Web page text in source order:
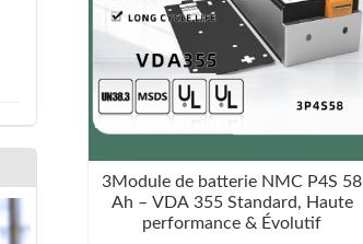
3Module de batterie NMC P4S 58
Ah – VDA 355 Standard, Haute
performance & Évolutif